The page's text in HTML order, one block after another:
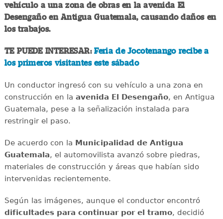
vehículo a una zona de obras en la avenida El
Desengaño en Antigua Guatemala, causando daños en
los trabajos.
TE PUEDE INTERESAR:Feria de Jocotenango recibe a
los primeros visitantes este sábado
Un conductor ingresó con su vehículo a una zona en
construcción en la avenida El Desengaño, en Antigua
Guatemala, pese a la señalización instalada para
restringir el paso.
De acuerdo con la Municipalidad de Antigua
Guatemala, el automovilista avanzó sobre piedras,
materiales de construcción y áreas que habían sido
intervenidas recientemente.
Según las imágenes, aunque el conductor encontró
dificultades para continuar por el tramo, decidió